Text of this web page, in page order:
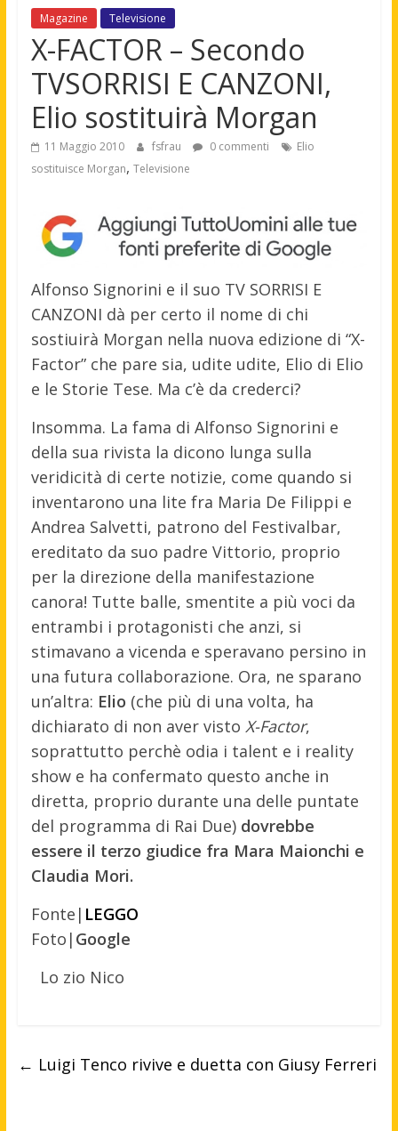
Magazine Televisione
X-FACTOR – Secondo
TVSORRISI E CANZONI,
Elio sostituirà Morgan
11 Maggio 2010 fsfrau 0 commenti
Elio
sostituisce Morgan, Televisione
Alfonso Signorini e il suo TV SORRISI E
CANZONI dà per certo il nome di chi
sostiuirà Morgan nella nuova edizione di “X-
Factor” che pare sia, udite udite, Elio di Elio
e le Storie Tese. Ma c’è da crederci?
Insomma. La fama di Alfonso Signorini e
della sua rivista la dicono lunga sulla
veridicità di certe notizie, come quando si
inventarono una lite fra Maria De Filippi e
Andrea Salvetti, patrono del Festivalbar,
ereditato da suo padre Vittorio, proprio
per la direzione della manifestazione
canora! Tutte balle, smentite a più voci da
entrambi i protagonisti che anzi, si
stimavano a vicenda e speravano persino in
una futura collaborazione. Ora, ne sparano
un’altra: Elio (che più di una volta, ha
dichiarato di non aver visto X-Factor,
soprattutto perchè odia i talent e i reality
show e ha confermato questo anche in
diretta, proprio durante una delle puntate
del programma di Rai Due) dovrebbe
essere il terzo giudice fra Mara Maionchi e
Claudia Mori.
Fonte| LEGGO
Foto| Google
Lo zio Nico
← Luigi Tenco rivive e duetta con Giusy Ferreri